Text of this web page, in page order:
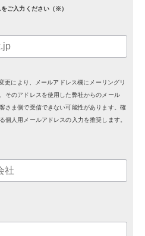
ご入力ください（※）
により、メールアドレス欄にメーリングリ
そのアドレスを使用した弊社からのメール
さま側で受信できない可能性があります。確
個人用メールアドレスの入力を推奨します。